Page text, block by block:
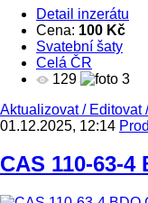
Detail inzerátu
Cena: 100 Kč
Svatební šaty
Celá ČR
129
3
Aktualizovat/ Editovat
01.12.2025, 12:14
CAS 110-63-